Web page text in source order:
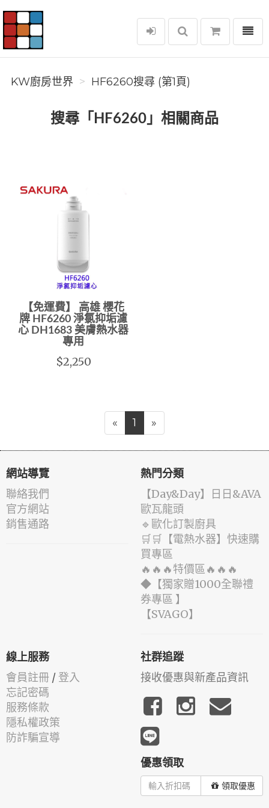
KW廚房世界
選單
KW廚房世界 HF6260搜尋 (第1頁)
搜尋「HF6260」相關商品
【免運費】 高雄 櫻花
牌 HF6260 淨氯抑垢濾
心 DH1683 美膚熱水器
專用
$2,250
« 1 »
網站導覽
聯絡我們
官方網站
銷售通路
熱門分類
️【Day&Day】️日日&AVA
歐瓦龍頭
🔹歐化訂製廚具
🛒🛒【電熱水器】快速購
買專區
🔥🔥🔥特價區🔥🔥🔥
◆【獨家贈1000全聯禮
券專區 】
️【SVAGO】️
線上服務
會員註冊 / 登入
忘記密碼
服務條款
隱私權政策
防詐騙宣導
社群追蹤
接收優惠與新產品資訊
優惠領取
領取優惠